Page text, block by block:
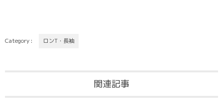
Category : ロンT・長袖
関連記事